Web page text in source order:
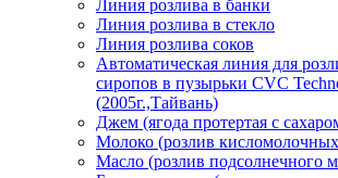
Линия розлива в банки
Линия розлива в стекло
Линия розлива соков
Автоматическая линия для
сиропов в пузырьки CVC
(2005г.,Тайвань)
Джем (ягода протертая с
Молоко (розлив
Масло (розлив подсолнечного